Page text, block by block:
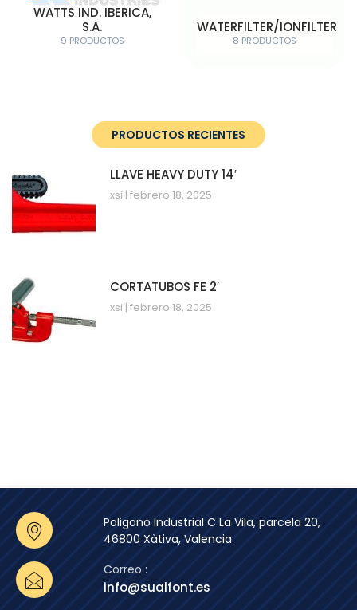
WATTS IND. IBERICA,
S.A.
9 PRODUCTOS
WATERFILTER/IONFILTER
8 PRODUCTOS
PRODUCTOS RECIENTES
LLAVE HEAVY DUTY 14′
xsi febrero 18, 2025
CORTATUBOS FE 2′
xsi febrero 18, 2025
Poligono Industrial C La Vila, parcela 20,
46800 Xàtiva, Valencia
Correo :
info@sualfont.es